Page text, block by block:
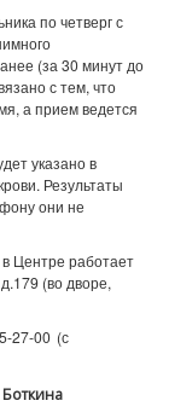
по четверг с
(за 30 минут до
с тем, что
а прием ведется
указано в
Результаты
они не
Центре работает
(во дворе,
27-00 (с